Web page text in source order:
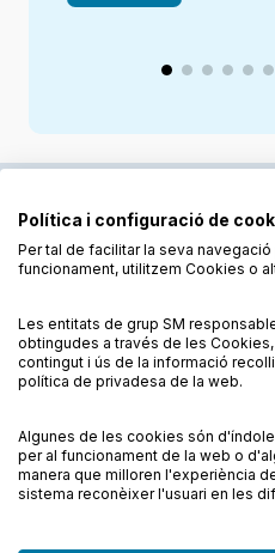
Condicions de compra
Política de cookies
Política i configuració de
Per tal de facilitar la seva
funcionament, utilitzem Cookies o
Les entitats de grup SM
obtingudes a través de les
contingut i ús de la informació
política de privadesa de la web.
Algunes de les cookies són
per al funcionament de la web o
manera que milloren l'experiència
sistema reconèixer l'usuari en les